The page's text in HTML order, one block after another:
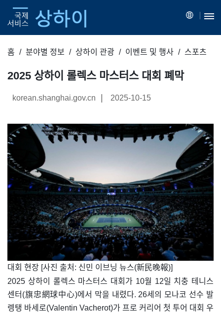
홈 분야별 정보 상하이 관광 이벤트 및 행사 스포츠
2025 상하이 롤렉스 마스터스 대회 폐막
korean.shanghai.gov.cn | 2025-10-15
​대회 현장 [사진 출처: 신민 이브닝 뉴스(新民晚報)]
2025 상하이 롤렉스 마스터스 대회가 10월 12일 치충 테니스
센터(旗忠網球中心)에서 막을 내렸다. 26세의 모나코 선수 발
렝탱 바세로(Valentin Vacherot)가 프로 커리어 첫 투어 대회 우